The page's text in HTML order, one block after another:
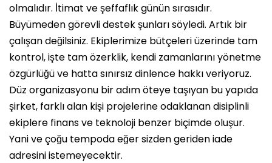
olmalıdır. İtimat ve şeffaflık günün sırasıdır.
Büyümeden görevli destek şunları söyledi. Artık bir
çalışan değilsiniz. Ekiplerimize bütçeleri üzerinde tam
kontrol, işte tam özerklik, kendi zamanlarını yönetme
özgürlüğü ve hatta sınırsız dinlence hakkı veriyoruz.
Düz organizasyonu bir adım öteye taşıyan bu yapıda
şirket, farklı alan kişi projelerine odaklanan disiplinli
ekiplere finans ve teknoloji benzer biçimde oluşur.
Yani ve çoğu tempoda eğer sizden geriden iade
adresini istemeyecektir.